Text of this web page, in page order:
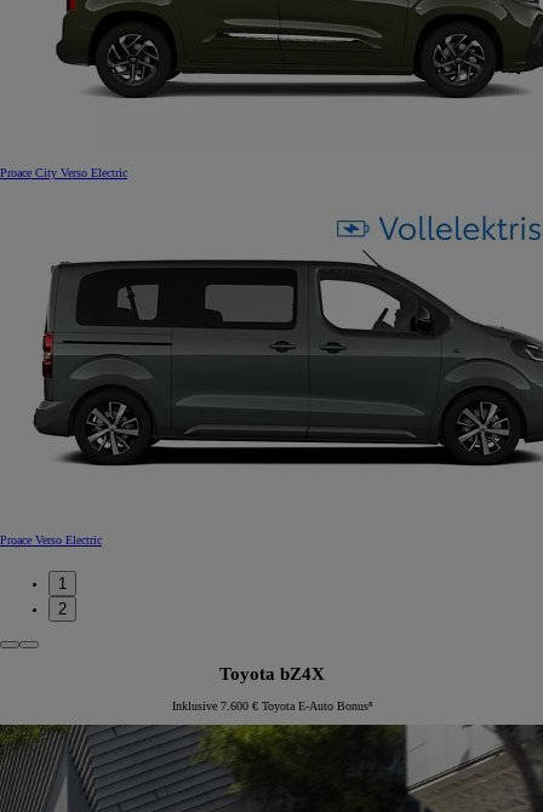
Proace City Verso Electric
Proace Verso Electric
1
2
Toyota bZ4X
Inklusive 7.600 € Toyota E-Auto Bonus⁸